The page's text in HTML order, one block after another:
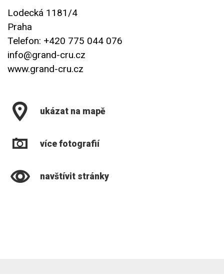
Lodecká 1181/4
Praha
Telefon: +420 775 044 076
info@grand-cru.cz
www.grand-cru.cz
ukázat na mapě
více fotografií
navštívit stránky